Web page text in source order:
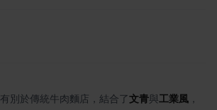
別於傳統牛肉麵店，結合了文青與工業風 ，